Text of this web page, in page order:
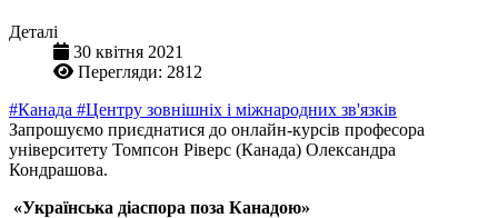
Деталі
30 квітня 2021
Перегляди: 2812
#Канада #Центру зовнішніх і міжнародних зв'язків
Запрошуємо приєднатися до онлайн-курсів професора
університету Томпсон Ріверс (Канада) Олександра
Кондрашова.
«Українська діаспора поза Канадою»